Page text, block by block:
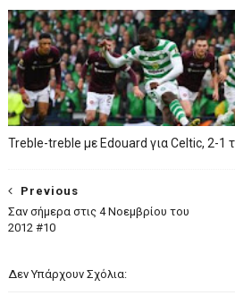
Treble-treble με Edouard για Celtic, 2-1
Previous
Σαν σήμερα στις 4 Νοεμβρίου του
2012 #10
Δεν Υπάρχουν Σχόλια: